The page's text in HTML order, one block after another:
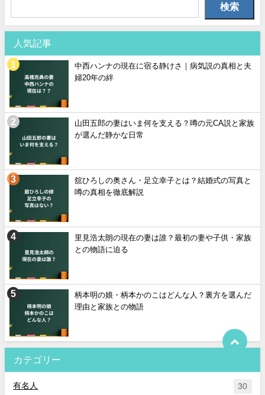
検索
人気記事
中西ハンナの現在に宿る静けさ｜病気説の真相と夫
婦20年の絆
山田五郎の妻はいま何を支える？噂の元CA説と家族
が選んだ静かな日常
舘ひろしの奥さん・足立幸子とは？結婚式の写真と
噂の真相を徹底解説
里見浩太朗の現在の妻は誰？最初の妻や子供・家族
との物語に迫る
柄本明の娘・柄本かのこはどんな人？裏方を選んだ
理由と家族との物語
カテゴリー
有名人 30